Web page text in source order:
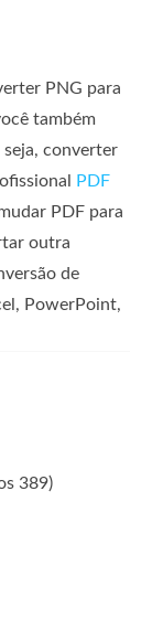
PNG para
também
converter
PDF
PDF para
outra
de
PowerPoint,
389)